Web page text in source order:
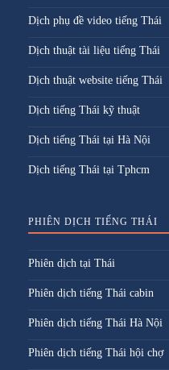
Dịch phụ đề video tiếng Thái
Dịch thuật tài liệu tiếng Thái
Dịch thuật website tiếng Thái
Dịch tiếng Thái kỹ thuật
Dịch tiếng Thái tại Hà Nội
Dịch tiếng Thái tại Tphcm
PHIÊN DỊCH TIẾNG THÁI
Phiên dịch tại Thái
Phiên dịch tiếng Thái cabin
Phiên dịch tiếng Thái Hà Nội
Phiên dịch tiếng Thái hội chợ